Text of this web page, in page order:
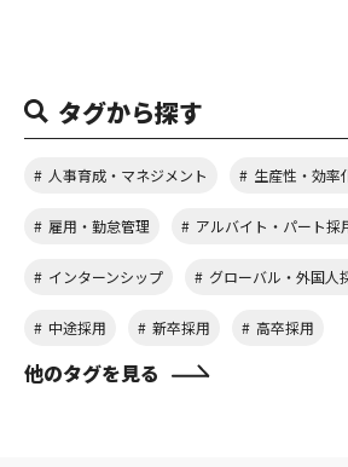
タグから探す
人事育成・マネジメント 生産性・効率
雇用・勤怠管理 アルバイト・パート採
インターンシップ グローバル・外国人
中途採用 新卒採用 高卒採用
他のタグを見る